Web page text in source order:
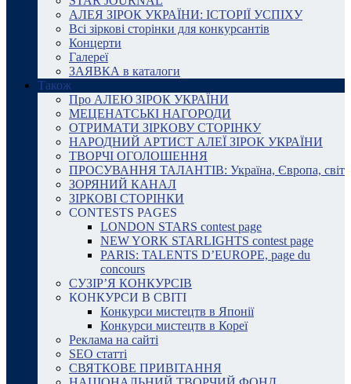
АЛЕЯ ЗІРОК УКРАЇНИ: ІСТОРІЇ УСПІХУ
Всі зіркові сторінки для конкурсантів
Концерти
Галереї
ЗАЯВКА в каталоги
Також
Про АЛЕЮ ЗІРОК УКРАЇНИ
МЕЦЕНАТСЬКІ НАГОРОДИ
ОТРИМАТИ ЗІРКОВУ СТОРІНКУ
НАРОДНИЙ АРТИСТ АЛЕЇ ЗІРОК УКРАЇНИ
ТВОРЧІ ОГОЛОШЕННЯ
ПРОСУВАННЯ ТАЛАНТІВ: Україна, Європа, світ
ЗОРЯНИЙ КАНАЛ
ЗІРКОВІ СТОРІНКИ
CONTESTS PAGES
LONDON STARS contest page
NEW YORK STARLIGHTS contest page
PARIS: TALENTS D’EUROPE, page du
concours
СУЗІР’Я КОНКУРСІВ
КОНКУРСИ В СВІТІ
Конкурси мистецтв в Японії
Конкурси мистецтв в Кореї
Реклама на сайті
SEO статті
СВЯТКОВЕ ПРИВІТАННЯ